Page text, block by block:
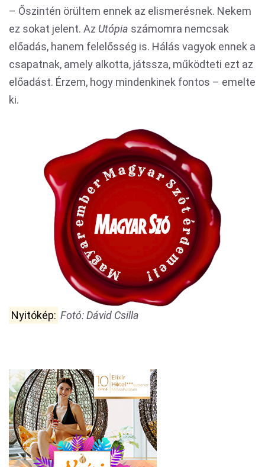
– Őszintén örültem ennek az elismerésnek. Nekem
ez sokat jelent. Az Utópia számomra nemcsak
előadás, hanem felelősség is. Hálás vagyok ennek a
csapatnak, amely alkotta, játssza, működteti ezt az
előadást. Érzem, hogy mindenkinek fontos – emelte
ki.
Nyitókép: Fotó: Dávid Csilla